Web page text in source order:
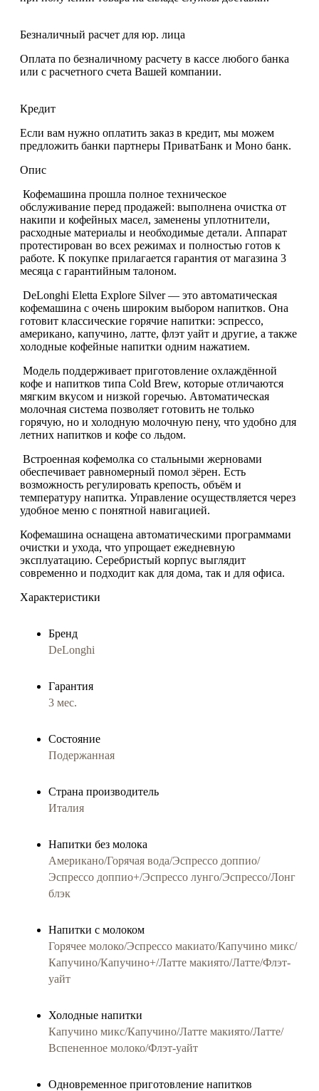
Безналичный расчет для юр. лица
Оплата по безналичному расчету в кассе любого банка
или с расчетного счета Вашей компании.
Кредит
Если вам нужно оплатить заказ в кредит, мы можем
предложить банки партнеры ПриватБанк и Моно банк.
Опис
Кофемашина прошла полное техническое
обслуживание перед продажей: выполнена очистка от
накипи и кофейных масел, заменены уплотнители,
расходные материалы и необходимые детали. Аппарат
протестирован во всех режимах и полностью готов к
работе. К покупке прилагается гарантия от магазина 3
месяца с гарантийным талоном.
DeLonghi Eletta Explore Silver — это автоматическая
кофемашина с очень широким выбором напитков. Она
готовит классические горячие напитки: эспрессо,
американо, капучино, латте, флэт уайт и другие, а также
холодные кофейные напитки одним нажатием.
Модель поддерживает приготовление охлаждённой
кофе и напитков типа Cold Brew, которые отличаются
мягким вкусом и низкой горечью. Автоматическая
молочная система позволяет готовить не только
горячую, но и холодную молочную пену, что удобно для
летних напитков и кофе со льдом.
Встроенная кофемолка со стальными жерновами
обеспечивает равномерный помол зёрен. Есть
возможность регулировать крепость, объём и
температуру напитка. Управление осуществляется через
удобное меню с понятной навигацией.
Кофемашина оснащена автоматическими программами
очистки и ухода, что упрощает ежедневную
эксплуатацию. Серебристый корпус выглядит
современно и подходит как для дома, так и для офиса.
Характеристики
Бренд
DeLonghi
Гарантия
3 мес.
Состояние
Подержанная
Страна производитель
Италия
Напитки без молока
Американо/Горячая вода/Эспрессо доппио/
Эспрессо доппио+/Эспрессо лунго/Эспрессо/Лонг
блэк
Напитки с молоком
Горячее молоко/Эспрессо макиато/Капучино микс/
Капучино/Капучино+/Латте макиято/Латте/Флэт-
уайт
Холодные напитки
Капучино микс/Капучино/Латте макиято/Латте/
Вспененное молоко/Флэт-уайт
Одновременное приготовление напитков